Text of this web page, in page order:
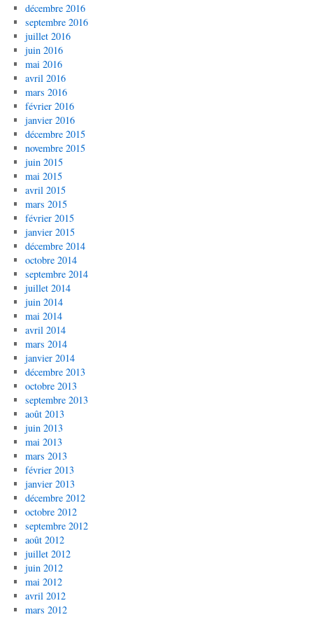
décembre 2016
septembre 2016
juillet 2016
juin 2016
mai 2016
avril 2016
mars 2016
février 2016
janvier 2016
décembre 2015
novembre 2015
juin 2015
mai 2015
avril 2015
mars 2015
février 2015
janvier 2015
décembre 2014
octobre 2014
septembre 2014
juillet 2014
juin 2014
mai 2014
avril 2014
mars 2014
janvier 2014
décembre 2013
octobre 2013
septembre 2013
août 2013
juin 2013
mai 2013
mars 2013
février 2013
janvier 2013
décembre 2012
octobre 2012
septembre 2012
août 2012
juillet 2012
juin 2012
mai 2012
avril 2012
mars 2012